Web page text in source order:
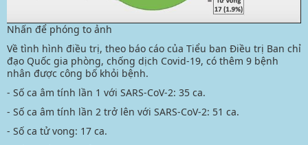
Nhấn để phóng to ảnh
Về tình hình điều trị, theo báo cáo của Tiểu ban Điều trị Ban chỉ
đạo Quốc gia phòng, chống dịch Covid-19, có thêm 9 bệnh
nhân được công bố khỏi bệnh.
- Số ca âm tính lần 1 với SARS-CoV-2: 35 ca.
- Số ca âm tính lần 2 trở lên với SARS-CoV-2: 51 ca.
- Số ca tử vong: 17 ca.